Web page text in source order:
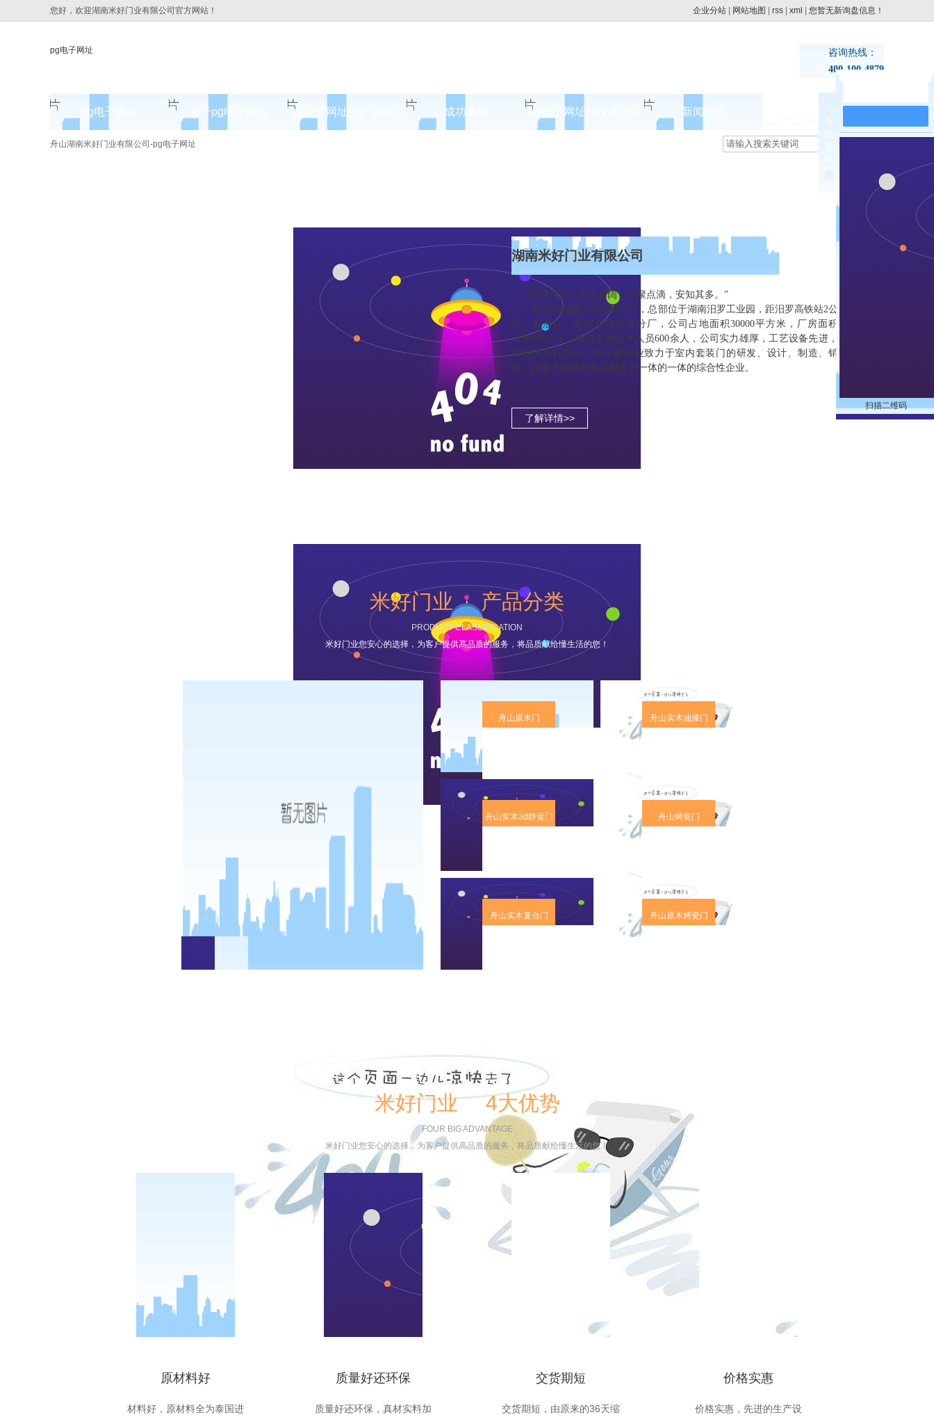
您好，欢迎湖南米好门业有限公司官方网站！ 企业分站 网站地图 rss xml 您暂无新询盘信息！
pg电子网址
咨询热线：
400-100-4879
pg电子网址 关于pg电子网址
pg电子网址的简介
pg电子网址的产品中心
舟山原木烤瓷门
成功案例 pg电子网址的技术支持 新闻资讯
舟山湖南米好门业有限公司-pg电子网址
湖南米好门业有限公司
“海纳百川，方成其阔；汇聚点滴，安知其多。”
本公司创建于2008年10月，总部位于湖南汨罗工业园，距汨罗高铁站2公
里。在浙江、重庆多地建有分厂，公司占地面积30000平方米，厂房面积
22000平方米；拥有各类技术人员600余人，公司实力雄厚，工艺设备先进，
管理体系科学化，是一家专业致力于室内套装门的研发、设计、制造、销
售、pg电子网址的售后服务为一体的一体的综合性企业。
了解详情>>
米好门业 产品分类
PRODUCT CLASSIFICATION
米好门业您安心的选择，为客户提供高品质的服务，将品质献给懂生活的您！
舟山原木门 舟山实木油漆门
舟山实木3d静音门 舟山烤瓷门
舟山实木复合门 舟山原木烤瓷门
米好门业 4大优势
FOUR BIG ADVANTAGE
米好门业您安心的选择，为客户提供高品质的服务，将品质献给懂生活的您！
原材料好
材料好，原材料全为泰国进
质量好还环保
质量好还环保，真材实料加
交货期短
交货期短，由原来的36天缩
价格实惠
价格实惠，先进的生产设
在
扫描二维码